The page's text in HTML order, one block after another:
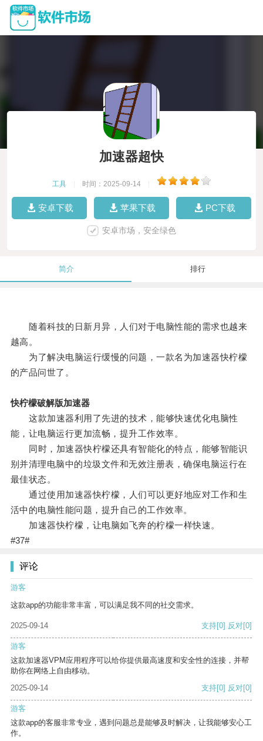
加速器超快
工具 时间：2025-09-14
安卓下载 苹果下载 PC下载
安卓市场，安全绿色
简介 排行
随着科技的日新月异，人们对于电脑性能的需求也越来
越高。
为了解决电脑运行缓慢的问题，一款名为加速器快柠檬
的产品问世了。
快柠檬破解版加速器
这款加速器利用了先进的技术，能够快速优化电脑性
能，让电脑运行更加流畅，提升工作效率。
同时，加速器快柠檬还具有智能化的特点，能够智能识
别并清理电脑中的垃圾文件和无效注册表，确保电脑运行在
最佳状态。
通过使用加速器快柠檬，人们可以更好地应对工作和生
活中的电脑性能问题，提升自己的工作效率。
加速器快柠檬，让电脑如飞奔的柠檬一样快速。
#37#
评论
游客
这款app的功能非常丰富，可以满足我不同的社交需求。
2025-09-14 支持[0] 反对[0]
游客
这款加速器VPM应用程序可以给你提供最高速度和安全性的连接，并帮
助你在网络上自由移动。
2025-09-14
支持[0] 反对[0]
游客
这款app的客服非常专业，遇到问题总是能够及时解决，让我能够安心工
作。